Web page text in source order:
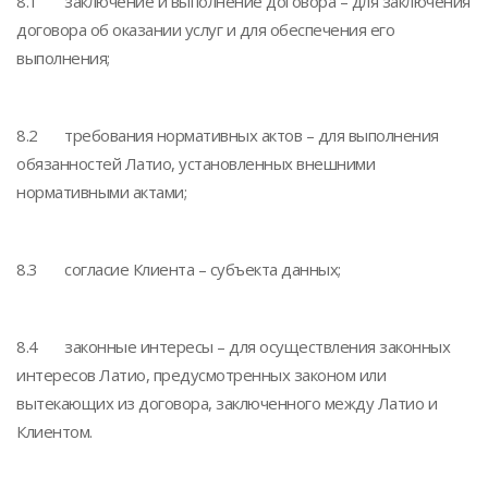
договора об оказании услуг и для обеспечения его
выполнения;
8.2 требования нормативных актов – для выполнения
обязанностей Латио, установленных внешними
нормативными актами;
8.3 согласие Клиента – субъекта данных;
8.4 законные интересы – для осуществления законных
интересов Латио, предусмотренных законом или
вытекающих из договора, заключенного между Латио и
Клиентом.